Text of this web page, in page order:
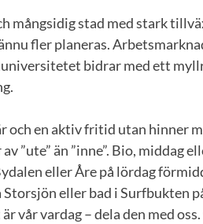
mångsidig stad med stark
fler planeras.
bidrar med ett
en aktiv fritid utan hinner
”ute” än ”inne”. Bio, middag
eller Åre på lördag
eller bad i Surfbukten
vår vardag – dela den med